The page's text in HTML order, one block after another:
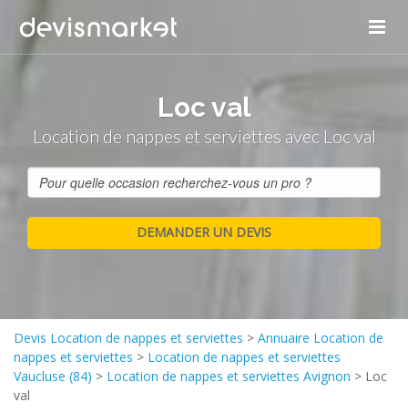
Loc val
Location de nappes et serviettes avec Loc val
Devis Location de nappes et serviettes > Annuaire Location de
nappes et serviettes > Location de nappes et serviettes
Vaucluse (84) > Location de nappes et serviettes Avignon > Loc
val